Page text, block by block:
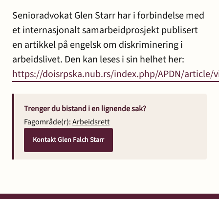
Senioradvokat Glen Starr har i forbindelse med
et internasjonalt samarbeidprosjekt publisert
en artikkel på engelsk om diskriminering i
arbeidslivet. Den kan leses i sin helhet her:
https://doisrpska.nub.rs/index.php/APDN/article/
Trenger du bistand i en lignende sak?
Fagområde(r):Arbeidsrett
Kontakt Glen Falch Starr